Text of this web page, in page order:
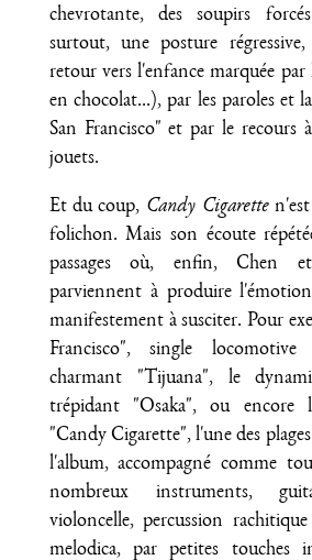
chevrotante, des soupirs
surtout, une posture
retour vers l'enfance marquée
en chocolat...), par les paroles et
San Francisco" et par le recours
jouets.
Et du coup, Candy Cigarette
folichon. Mais son écoute
passages où, enfin, Chen
parviennent à produire
manifestement à susciter. Pour
Francisco", single
charmant "Tijuana", le
trépidant "Osaka", ou encore
"Candy Cigarette", l'une des
l'album, accompagné comme
nombreux instruments,
violoncelle, percussion
melodica, par petites touches